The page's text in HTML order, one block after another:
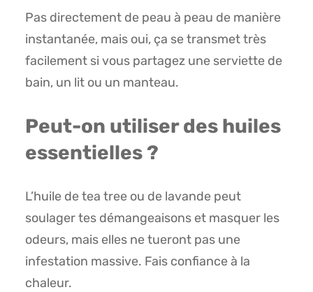
Pas directement de peau à peau de manière
instantanée, mais oui, ça se transmet très
facilement si vous partagez une serviette de
bain, un lit ou un manteau.
Peut-on utiliser des huiles
essentielles ?
L’huile de tea tree ou de lavande peut
soulager tes démangeaisons et masquer les
odeurs, mais elles ne tueront pas une
infestation massive. Fais confiance à la
chaleur.